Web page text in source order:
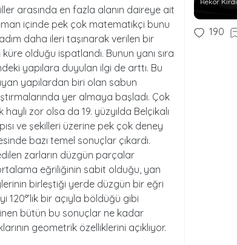
arasında en fazla alanın daireye ait
içinde pek çok matematikçi bunu
daha ileri taşınarak verilen bir
olduğu ispatlandı. Bunun yanı sıra
yapılara duyulan ilgi de arttı. Bu
yapılardan biri olan sabun
yer almaya başladı. Çok
zor olsa da 19. yüzyılda Belçikalı
ve şekilleri üzerine pek çok deney
bazı temel sonuçlar çıkardı.
zarların düzgün parçalar
eğriliğinin sabit olduğu, yan
birleştiği yerde düzgün bir eğri
bir açıyla böldüğü gibi
bütün bu sonuçlar ne kadar
geometrik özelliklerini açıklıyor.
190